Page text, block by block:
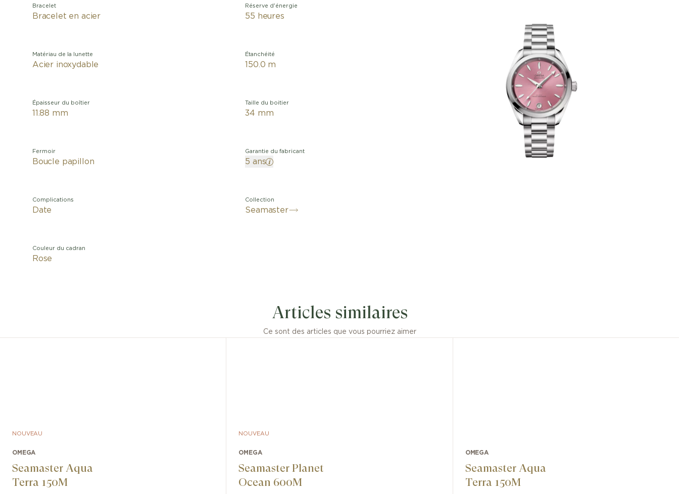
Bracelet
Bracelet en acier
Matériau de la lunette
Acier inoxydable
Épaisseur du boîtier
11.88 mm
Fermoir
Boucle papillon
Complications
Date
Couleur du cadran
Rose
Réserve d'énergie
55 heures
Étanchéité
150.0 m
Taille du boitier
34 mm
Garantie du fabricant
5 ans
Collection
Seamaster
Articles similaires
Ce sont des articles que vous pourriez aimer
NOUVEAU
OMEGA
Seamaster Aqua
Terra 150M
NOUVEAU
OMEGA
Seamaster Planet
Ocean 600M
OMEGA
Seamaster Aqua
Terra 150M